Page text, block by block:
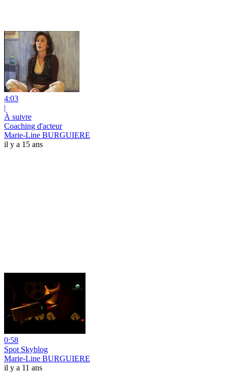
4:03
|
À suivre
Coaching d'acteur
Marie-Line BURGUIERE
il y a 15 ans
0:58
Spot Skyblog
Marie-Line BURGUIERE
il y a 11 ans